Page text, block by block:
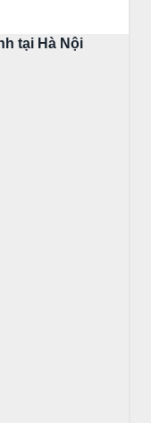
tại Hà Nội